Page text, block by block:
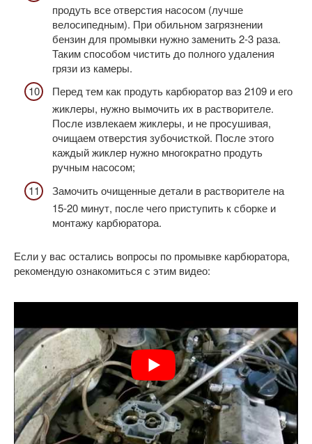
продуть все отверстия насосом (лучше
велосипедным). При обильном загрязнении
бензин для промывки нужно заменить 2-3 раза.
Таким способом чистить до полного удаления
грязи из камеры.
Перед тем как продуть карбюратор ваз 2109 и его
жиклеры, нужно вымочить их в растворителе.
После извлекаем жиклеры, и не просушивая,
очищаем отверстия зубочисткой. После этого
каждый жиклер нужно многократно продуть
ручным насосом;
Замочить очищенные детали в растворителе на
15-20 минут, после чего приступить к сборке и
монтажу карбюратора.
Если у вас остались вопросы по промывке карбюратора,
рекомендую ознакомиться с этим видео: